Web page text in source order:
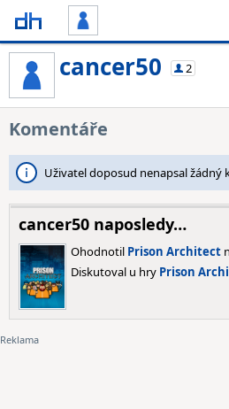
cancer50 2
Komentáře
Uživatel doposud nenapsal žádný
cancer50 naposledy…
Ohodnotil Prison Architect
Diskutoval u hry Prison